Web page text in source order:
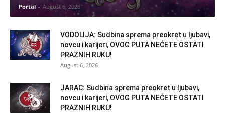
Portal - August 6, 2026
VODOLIJA: Sudbina sprema preokret u ljubavi,
novcu i karijeri, OVOG PUTA NEĆETE OSTATI
PRAZNIH RUKU!
August 6, 2026
JARAC: Sudbina sprema preokret u ljubavi,
novcu i karijeri, OVOG PUTA NEĆETE OSTATI
PRAZNIH RUKU!